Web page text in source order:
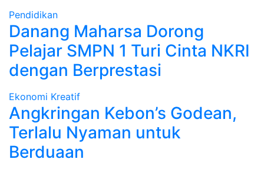
Pendidikan
Danang Maharsa Dorong
Pelajar SMPN 1 Turi Cinta NKRI
dengan Berprestasi
Ekonomi Kreatif
Angkringan Kebon’s Godean,
Terlalu Nyaman untuk
Berduaan